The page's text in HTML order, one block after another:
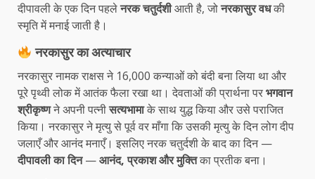
दीपावली के एक दिन पहलेनरक चतुर्दशीआती है, जोनरकासुर वधकी
स्मृति में मनाई जाती है।
नरकासुर का अत्याचार
नरकासुर नामक राक्षस ने 16,000 कन्याओं को बंदी बना लिया था और
पूरे पृथ्वी लोक में आतंक फैला रखा था। देवताओं की प्रार्थना परभगवान
श्रीकृष्णने अपनी पत्नीसत्यभामाके साथ युद्ध किया और उसे पराजित
किया। नरकासुर ने मृत्यु से पूर्व वर माँगा कि उसकी मृत्यु के दिन लोग दीप
जलाएँ और आनंद मनाएँ। इसलिए नरक चतुर्दशी के बाद का दिन —
दीपावली का दिन—आनंद, प्रकाश और मुक्तिका प्रतीक बना।